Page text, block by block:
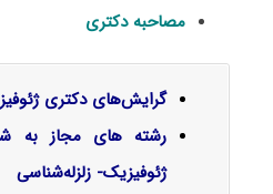
مصاحبه دکتری
گرایش‌های دکتری
رشته های مجاز به
ژئوفیزیک- زلزله‌شناسی